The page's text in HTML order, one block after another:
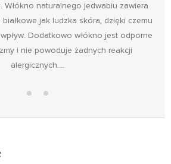
naWłókno
Włókno naturalnego jedwabiu zawiera
jak ludzka skóra, dzięki czemu
Dodatkowo włókno jest odporne
i nie powoduje żadnych reakcji
alergicznych....